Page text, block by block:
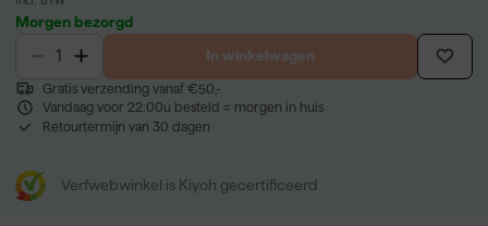
Morgen bezorgd
In winkelwagen
Gratis verzending vanaf €50,-
Vandaag voor 22:00u besteld = morgen in huis
Retourtermijn van 30 dagen
Verfwebwinkel is Kiyoh gecertificeerd